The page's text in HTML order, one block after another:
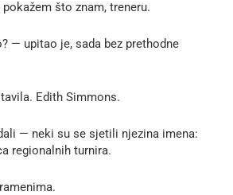
što znam, treneru.
— upitao je, sada bez prethodne
Edith Simmons.
— neki su se sjetili njezina imena:
regionalnih turnira.